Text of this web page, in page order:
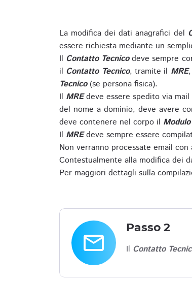
La modifica dei dati anagrafici del
essere richiesta mediante un
Il Contatto Tecnicodeve sempre
il Contatto Tecnico, tramite il MRE
Tecnico(se persona fisica).
Il MREdeve essere spedito via mail
del nome a dominio, deve avere
deve contenere nel corpo il
Il MREdeve sempre essere
Non verranno processate email
Contestualmente alla modifica dei
Per maggiori dettagli sulla
email
Passo 2
Il Contatto